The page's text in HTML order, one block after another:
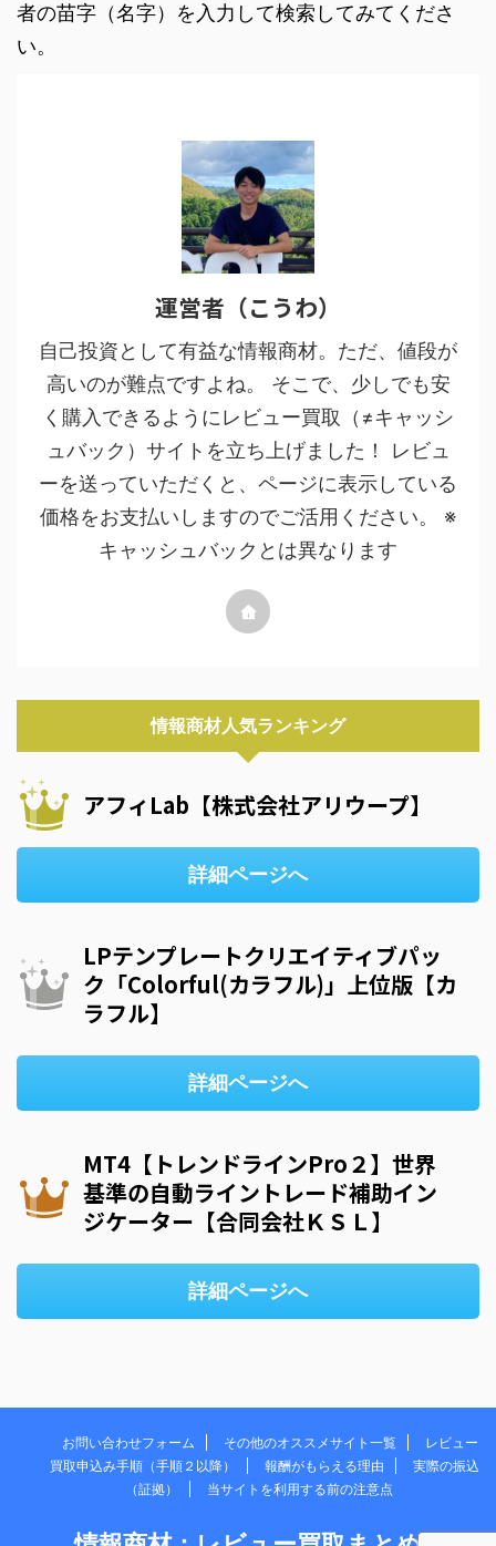
者の苗字（名字）を入力して検索してみてくださ
い。
運営者（こうわ）
自己投資として有益な情報商材。ただ、値段が
高いのが難点ですよね。 そこで、少しでも安
く購入できるようにレビュー買取（≠キャッシ
ュバック）サイトを立ち上げました！ レビュ
ーを送っていただくと、ページに表示している
価格をお支払いしますのでご活用ください。 ※
キャッシュバックとは異なります
情報商材人気ランキング
アフィLab【株式会社アリウープ】
詳細ページへ
LPテンプレートクリエイティブパッ
ク「Colorful(カラフル)」上位版【カ
ラフル】
詳細ページへ
MT4【トレンドラインPro２】世界
基準の自動ライントレード補助イン
ジケーター【合同会社ＫＳＬ】
詳細ページへ
お問い合わせフォーム その他のオススメサイト一覧
レビュー
買取申込み手順（手順２以降）
報酬がもらえる理由
実際の振込
（証拠）
当サイトを利用する前の注意点